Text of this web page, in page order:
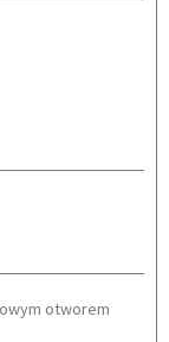
otworem